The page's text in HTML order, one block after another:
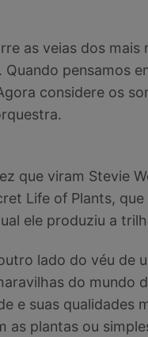
as veias dos
pensamos
considere os
que viram Stevie
Life of Plants,
ele produziu a
lado do véu de
do mundo
e suas qualidades
plantas ou